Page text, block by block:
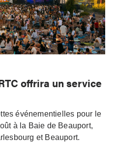
offrira un service
événementielles pour le
à la Baie de Beauport,
et Beauport.